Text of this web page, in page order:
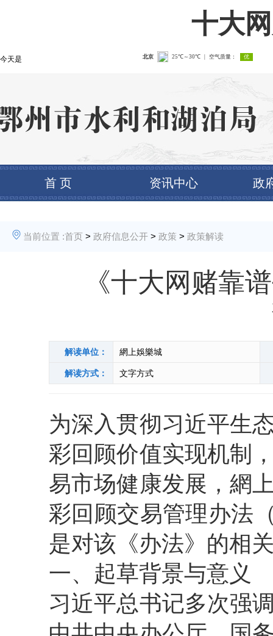
十大
今天是
首 页 资讯中心 政
当前位置 :首页 > 政府信息公开 > 政策 > 政策解读
《十大网赌靠
解读单位： 網上娛樂城
解读方式： 文字方式
为深入贯彻习近平生
彩回顾价值实现机制
易市场健康发展，網
彩回顾交易管理办法
是对该《办法》的相
一、起草背景与意义
习近平总书记多次强